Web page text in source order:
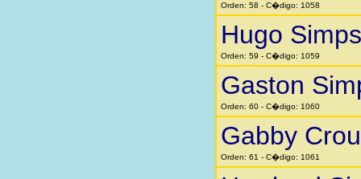
Orden: 58 - C�digo: 1058
Hugo
Orden: 59 - C�digo: 1059
Gaston
Orden: 60 - C�digo: 1060
Gabby
Orden: 61 - C�digo: 1061